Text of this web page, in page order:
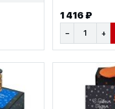
1 416 ₽
− +